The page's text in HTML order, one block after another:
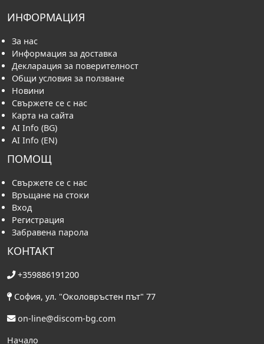
ИНФОРМАЦИЯ
За нас
Информация за доставка
Декларация за поверителност
Общи условия за ползване
Новини
Свържете се с нас
Карта на сайта
AI Info (BG)
AI Info (EN)
ПОМОЩ
Свържете се с нас
Връщане на стоки
Вход
Регистрация
Забравена парола
КОНТАКТ
+359886191200
София, ул. "Околовръстен път" 77
on-line@discom-bg.com